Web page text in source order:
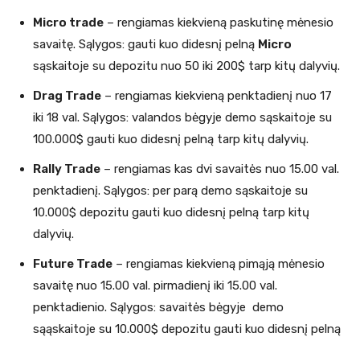
Micro trade – rengiamas kiekvieną paskutinę mėnesio
savaitę. Sąlygos: gauti kuo didesnį pelną Micro
sąskaitoje su depozitu nuo 50 iki 200$ tarp kitų dalyvių.
Drag Trade – rengiamas kiekvieną penktadienį nuo 17
iki 18 val. Sąlygos: valandos bėgyje demo sąskaitoje su
100.000$ gauti kuo didesnį pelną tarp kitų dalyvių.
Rally Trade – rengiamas kas dvi savaitės nuo 15.00 val.
penktadienį. Sąlygos: per parą demo sąskaitoje su
10.000$ depozitu gauti kuo didesnį pelną tarp kitų
dalyvių.
Future Trade – rengiamas kiekvieną pimąją mėnesio
savaitę nuo 15.00 val. pirmadienį iki 15.00 val.
penktadienio. Sąlygos: savaitės bėgyje demo
sąąskaitoje su 10.000$ depozitu gauti kuo didesnį pelną